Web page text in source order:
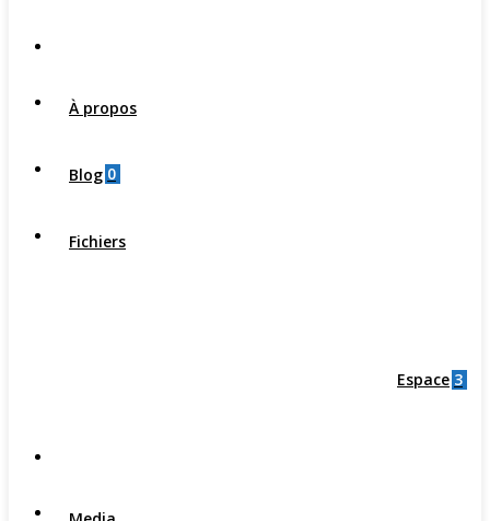
À propos
Blog 0
Fichiers
Espace 3